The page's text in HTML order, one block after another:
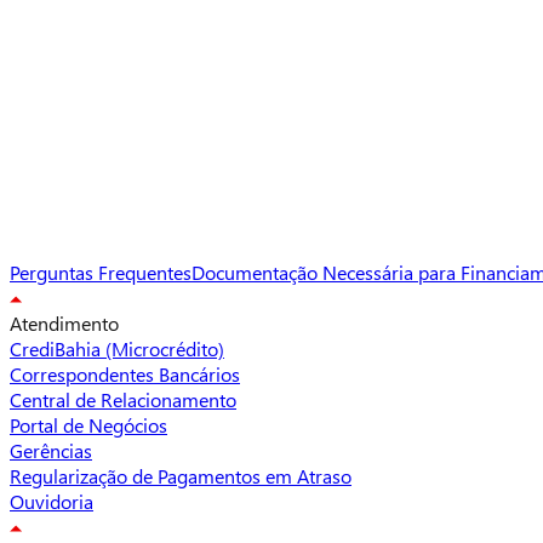
Perguntas FrequentesDocumentação Necessária para
Atendimento
CrediBahia (Microcrédito)
Correspondentes Bancários
Central de Relacionamento
Portal de Negócios
Gerências
Regularização de Pagamentos em Atraso
Ouvidoria